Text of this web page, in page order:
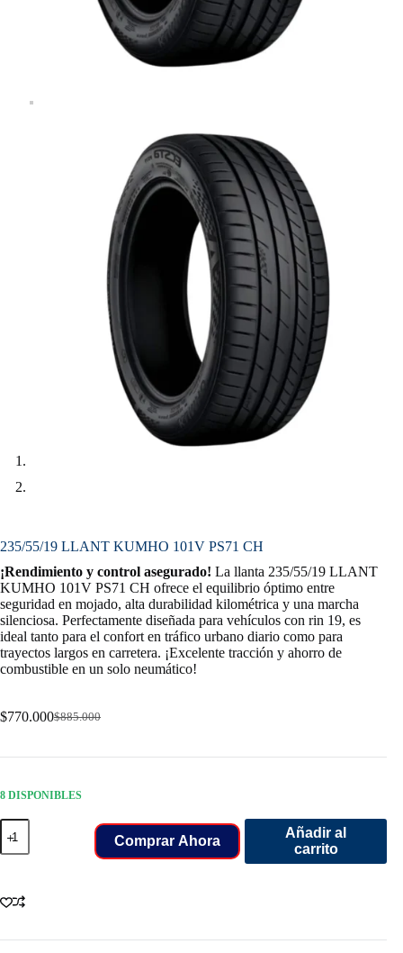
235/55/19 LLANT KUMHO 101V PS71 CH
¡Rendimiento y control asegurado! La llanta 235/55/19 LLANT
KUMHO 101V PS71 CH ofrece el equilibrio óptimo entre
seguridad en mojado, alta durabilidad kilométrica y una marcha
silenciosa. Perfectamente diseñada para vehículos con rin 19, es
ideal tanto para el confort en tráfico urbano diario como para
trayectos largos en carretera. ¡Excelente tracción y ahorro de
combustible en un solo neumático!
$885.000
Original
was:
$770.000Current
is:
8 DISPONIBLES
235/55/19
LLANT
KUMHO
CH
Comprar Ahora
Añadir al
carrito